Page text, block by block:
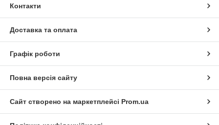
Контакти
Доставка та оплата
Графік роботи
Повна версія сайту
Сайт створено на маркетплейсі Prom.ua